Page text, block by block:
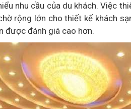
nhu cầu của du khách. Việc
rộng lớn cho thiết kế khách
được đánh giá cao hơn.